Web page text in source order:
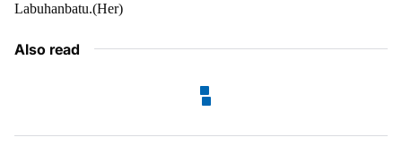
Labuhanbatu.(Her)
Also read